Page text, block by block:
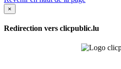
×
Redirection vers clicpublic.lu